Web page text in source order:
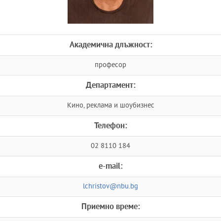
Академична длъжност:
професор
Департамент:
Кино, реклама и шоубизнес
Телефон:
02 8110 184
e-mail:
lchristov@nbu.bg
Приемно време: